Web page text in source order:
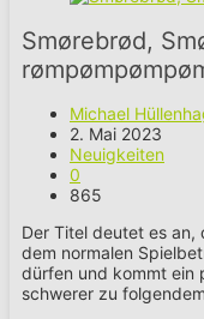
Smørebrød,
Michael
2. Mai 2023
Neuigkeiten
0
865
Der Titel deutet es an,
dem normalen
dürfen und kommt ein
schwerer zu